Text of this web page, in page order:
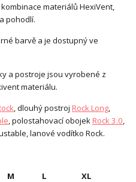
materiálů HexiVent,
pohodlí.
barvě a je dostupný ve
a postroje jsou vyrobené z
materiálu.
, dlouhý postroj Rock Long,
, polostahovací obojek Rock 3.0,
lanové vodítko Rock.
M L
XL